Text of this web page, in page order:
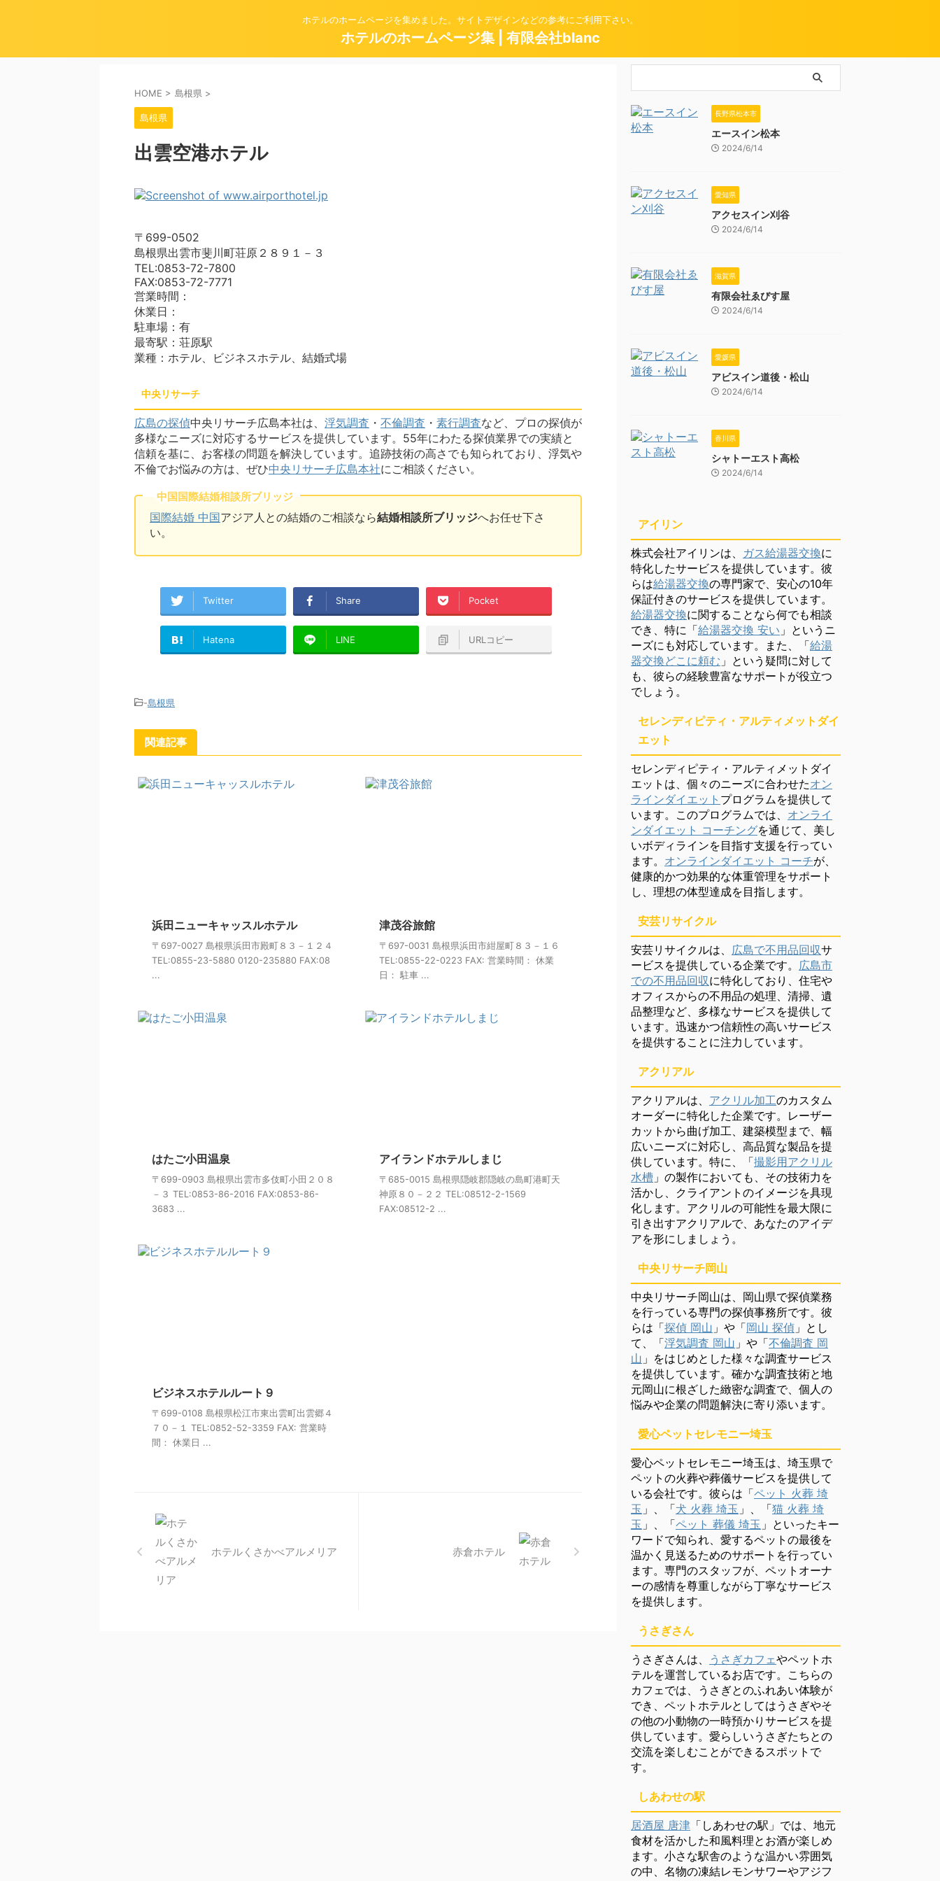
ホテルのホームページを集めました。サイトデザインなどの参考にご利用下さい。
ホテルのホームページ集 | 有限会社blanc
HOME > 島根県 >
島根県
出雲空港ホテル
〒699-0502
島根県出雲市斐川町荘原２８９１－３
TEL:0853-72-7800
FAX:0853-72-7771
営業時間：
休業日：
駐車場：有
最寄駅：荘原駅
業種：ホテル、ビジネスホテル、結婚式場
中央リサーチ
広島の探偵中央リサーチ広島本社は、 浮気調査 ・ 不倫調査 ・ 素行調査など、プロの探偵が
多様なニーズに対応するサービスを提供しています。55年にわたる探偵業界での実績と
信頼を基に、お客様の問題を解決しています。追跡技術の高さでも知られており、浮気や
不倫でお悩みの方は、ぜひ中央リサーチ広島本社にご相談ください。
中国国際結婚相談所ブリッジ
国際結婚 中国アジア人との結婚のご相談なら結婚相談所ブリッジへお任せ下さ
い。
Twitter Share Pocket
Hatena LINE URLコピー
-島根県
関連記事
浜田ニューキャッスルホテル
〒697-0027 島根県浜田市殿町８３－１２４
TEL:0855-23-5880 0120-235880 FAX:08
...
津茂谷旅館
〒697-0031 島根県浜田市紺屋町８３－１６
TEL:0855-22-0223 FAX: 営業時間： 休業
日： 駐車 ...
はたご小田温泉
〒699-0903 島根県出雲市多伎町小田２０８
－３ TEL:0853-86-2016 FAX:0853-86-
3683 ...
アイランドホテルしまじ
〒685-0015 島根県隠岐郡隠岐の島町港町天
神原８０－２２ TEL:08512-2-1569
FAX:08512-2 ...
ビジネスホテルルート９
〒699-0108 島根県松江市東出雲町出雲郷４
７０－１ TEL:0852-52-3359 FAX: 営業時
間： 休業日 ...
ホテルくさかべアルメリア 赤倉ホテル
長野県松本市
エースイン松本
2024/6/14
愛知県
アクセスイン刈谷
2024/6/14
滋賀県
有限会社ゑびす屋
2024/6/14
愛媛県
アビスイン道後・松山
2024/6/14
香川県
シャトーエスト高松
2024/6/14
アイリン
株式会社アイリンは、 ガス給湯器交換に
特化したサービスを提供しています。彼
らは給湯器交換の専門家で、安心の10年
保証付きのサービスを提供しています。
給湯器交換に関することなら何でも相談
でき、特に「給湯器交換 安い 」というニ
ーズにも対応しています。また、「給湯
器交換どこに頼む 」という疑問に対して
も、彼らの経験豊富なサポートが役立つ
でしょう。
セレンディピティ・アルティメットダイ
エット
セレンディピティ・アルティメットダイ
エットは、個々のニーズに合わせたオン
ラインダイエット プログラムを提供して
います。このプログラムでは、 オンライ
ンダイエット コーチングを通じて、美し
いボディラインを目指す支援を行ってい
ます。 オンラインダイエット コーチが、
健康的かつ効果的な体重管理をサポート
し、理想の体型達成を目指します。
安芸リサイクル
安芸リサイクルは、 広島で不用品回収サ
ービスを提供している企業です。 広島市
での不用品回収に特化しており、住宅や
オフィスからの不用品の処理、清掃、遺
品整理など、多様なサービスを提供して
います。迅速かつ信頼性の高いサービス
を提供することに注力しています。
アクリアル
アクリアルは、 アクリル加工のカスタム
オーダーに特化した企業です。レーザー
カットから曲げ加工、建築模型まで、幅
広いニーズに対応し、高品質な製品を提
供しています。特に、「撮影用アクリル
水槽 」の製作においても、その技術力を
活かし、クライアントのイメージを具現
化します。アクリルの可能性を最大限に
引き出すアクリアルで、あなたのアイデ
アを形にしましょう。
中央リサーチ岡山
中央リサーチ岡山は、岡山県で探偵業務
を行っている専門の探偵事務所です。彼
らは「探偵 岡山 」や「岡山 探偵 」とし
て、「浮気調査 岡山 」や「不倫調査 岡
山 」をはじめとした様々な調査サービス
を提供しています。確かな調査技術と地
元岡山に根ざした緻密な調査で、個人の
悩みや企業の問題解決に寄り添います。
愛心ペットセレモニー埼玉
愛心ペットセレモニー埼玉は、埼玉県で
ペットの火葬や葬儀サービスを提供して
いる会社です。彼らは「ペット 火葬 埼
玉 」、「犬 火葬 埼玉 」、「猫 火葬 埼
玉 」、「ペット 葬儀 埼玉 」といったキー
ワードで知られ、愛するペットの最後を
温かく見送るためのサポートを行ってい
ます。専門のスタッフが、ペットオーナ
ーの感情を尊重しながら丁寧なサービス
を提供します。
うさぎさん
うさぎさんは、 うさぎカフェやペットホ
テルを運営しているお店です。こちらの
カフェでは、うさぎとのふれあい体験が
でき、ペットホテルとしてはうさぎやそ
の他の小動物の一時預かりサービスを提
供しています。愛らしいうさぎたちとの
交流を楽しむことができるスポットで
す。
しあわせの駅
居酒屋 唐津 「しあわせの駅」では、地元
食材を活かした和風料理とお酒が楽しめ
ます。小さな駅舎のような温かい雰囲気
の中、名物の凍結レモンサワーやアジフ